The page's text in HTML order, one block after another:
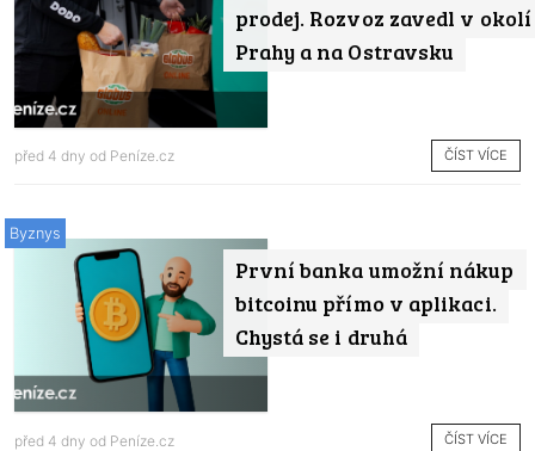
prodej. Rozvoz zavedl v okolí
Prahy a na Ostravsku
před 4 dny od Peníze.cz ČÍST VÍCE
První banka umožní nákup
bitcoinu přímo v aplikaci.
Chystá se i druhá
Byznys
před 4 dny od Peníze.cz ČÍST VÍCE